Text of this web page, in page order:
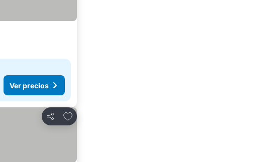
Ver precios
Compartir
Agregar a favoritos